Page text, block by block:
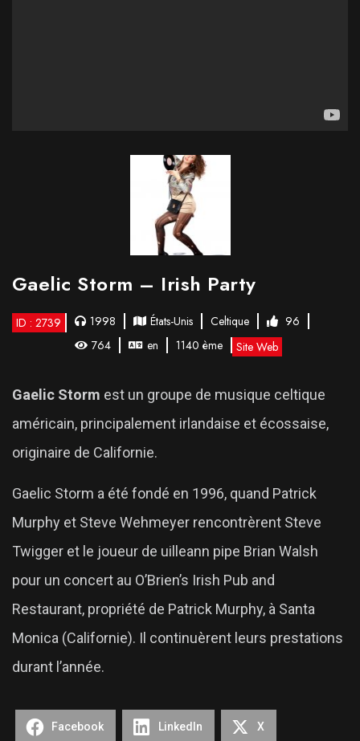
Gaelic Storm – Irish Party
ID : 2739 1998 États-Unis Celtique
96
764
en 1140 ème Site Web
Gaelic Storm est un groupe de musique celtique
américain, principalement irlandaise et écossaise,
originaire de Californie.
Gaelic Storm a été fondé en 1996, quand Patrick
Murphy et Steve Wehmeyer rencontrèrent Steve
Twigger et le joueur de uilleann pipe Brian Walsh
pour un concert au O’Brien’s Irish Pub and
Restaurant, propriété de Patrick Murphy, à Santa
Monica (Californie). Il continuèrent leurs prestations
durant l’année.
Facebook LinkedIn X